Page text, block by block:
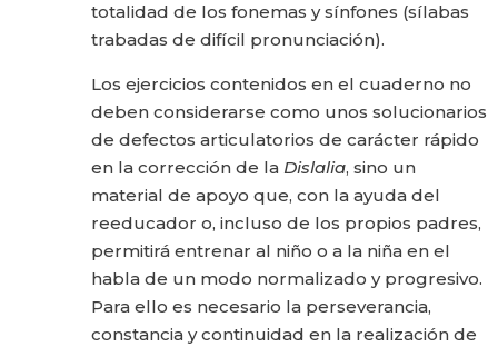
totalidad de los fonemas y sínfones (sílabas
trabadas de difícil pronunciación).
Los ejercicios contenidos en el cuaderno no
deben considerarse como unos solucionarios
de defectos articulatorios de carácter rápido
en la corrección de la Dislalia, sino un
material de apoyo que, con la ayuda del
reeducador o, incluso de los propios padres,
permitirá entrenar al niño o a la niña en el
habla de un modo normalizado y progresivo.
Para ello es necesario la perseverancia,
constancia y continuidad en la realización de